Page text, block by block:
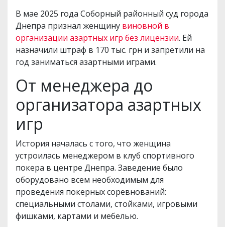
В мае 2025 года Соборный районный суд города
Днепра признал женщину виновной в
организации азартных игр без лицензии. Ей
назначили штраф в 170 тыс. грн и запретили на
год заниматься азартными играми.
От менеджера до
организатора азартных
игр
История началась с того, что женщина
устроилась менеджером в клуб спортивного
покера в центре Днепра. Заведение было
оборудовано всем необходимым для
проведения покерных соревнований:
специальными столами, стойками, игровыми
фишками, картами и мебелью.